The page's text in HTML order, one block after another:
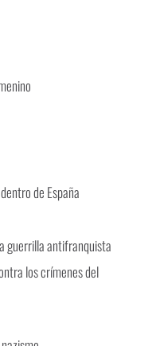
de España
guerrilla antifranquista
los crímenes del